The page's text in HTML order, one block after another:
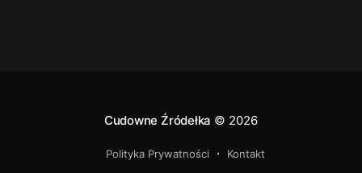
Cudowne Źródełka © 2026
Polityka Prywatności Kontakt